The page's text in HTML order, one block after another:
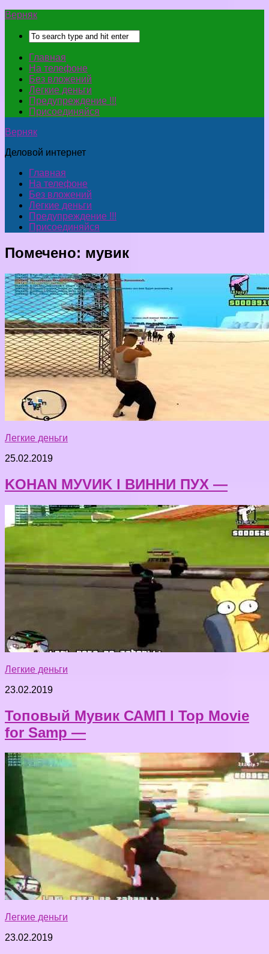
Верняк
Главная
На телефоне
Без вложений
Легкие деньги
Предупреждение !!!
Присоединяйся
Верняк
Деловой интернет
Главная
На телефоне
Без вложений
Легкие деньги
Предупреждение !!!
Присоединяйся
Помечено: мувик
Легкие деньги
25.02.2019
KOHAN MУVИK l ВИННИ ПУХ —
Легкие деньги
23.02.2019
Топовый Мувик САМП l Top Movie
for Samp —
Легкие деньги
23.02.2019